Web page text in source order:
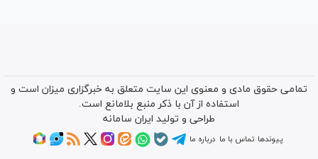
تمامی حقوق مادی و معنوی این سایت متعلق به خبرگزاری میزان است و
استفاده از آن با ذکر منبع بلامانع است.
طراحی و تولید ایران سامانه
پیوندها تماس با ما درباره ما